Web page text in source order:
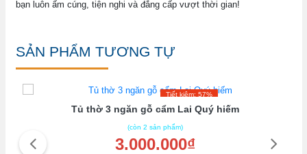
bạn luôn ấm cúng, tiện nghi và đẳng cấp vượt thời gian!
SẢN PHẨM TƯƠNG TỰ
Tiết kiệm: 57%
Tủ thờ 3 ngăn gỗ cẩm Lai Quý hiếm
(còn 2 sản phẩm)
3.000.000₫